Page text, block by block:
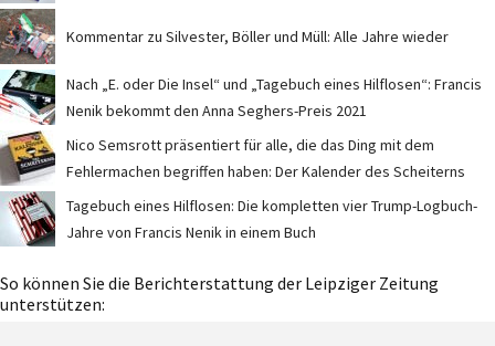
Kommentar zu Silvester, Böller und Müll: Alle Jahre wieder
Nach „E. oder Die Insel“ und „Tagebuch eines Hilflosen“: Francis
Nenik bekommt den Anna Seghers-Preis 2021
Nico Semsrott präsentiert für alle, die das Ding mit dem
Fehlermachen begriffen haben: Der Kalender des Scheiterns
Tagebuch eines Hilflosen: Die kompletten vier Trump-Logbuch-
Jahre von Francis Nenik in einem Buch
So können Sie die Berichterstattung der Leipziger Zeitung
unterstützen: